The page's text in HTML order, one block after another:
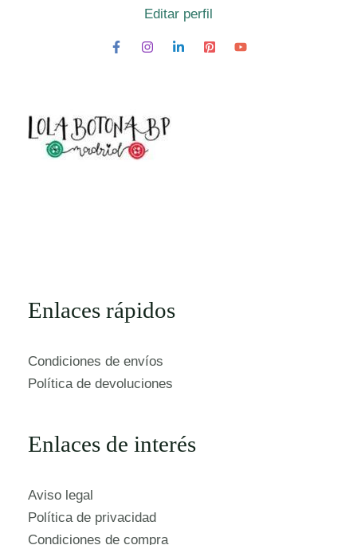
Editar perfil
Enlaces rápidos
Condiciones de envíos
Política de devoluciones
Enlaces de interés
Aviso legal
Política de privacidad
Condiciones de compra